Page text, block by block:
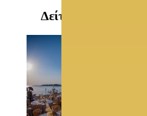
Δείτε ακόμη στο